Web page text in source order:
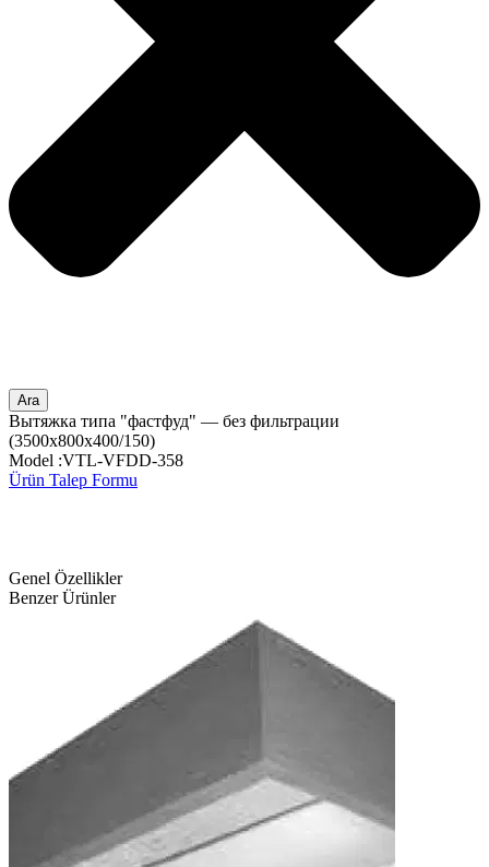
Ara
Вытяжка типа "фастфуд" — без фильтрации
(3500x800x400/150)
Model :VTL-VFDD-358
Ürün Talep Formu
Genel Özellikler
Benzer Ürünler